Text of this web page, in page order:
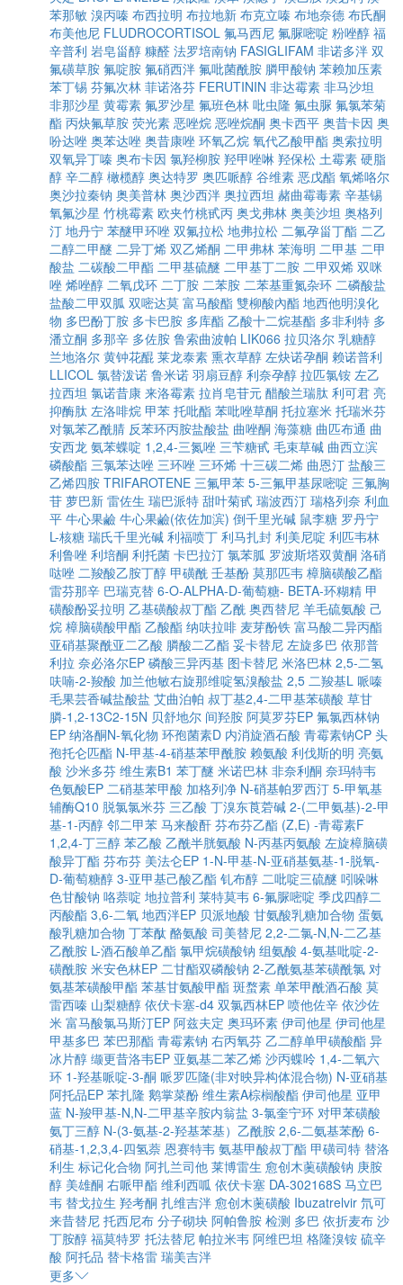
苯那敏 溴丙嗪 布西拉明 布拉地新 布克立嗪 布地奈德 布氏酮
布美他尼 FLUDROCORTISOL 氟马西尼 氟脲嘧啶 粉唑醇 福
辛普利 岩皂甾醇 糠醛 法罗培南钠 FASIGLIFAM 非诺多泮 双
氟磺草胺 氟啶胺 氟硝西泮 氟吡菌酰胺 膦甲酸钠 苯赖加压素
苯丁锡 芬氟次林 菲诺洛芬 FERUTININ 非达霉素 非马沙坦
非那沙星 黄霉素 氟罗沙星 氟班色林 吡虫隆 氟虫脲 氟氯苯菊
酯 丙炔氟草胺 荧光素 恶唑烷 恶唑烷酮 奥卡西平 奥昔卡因 奥
吩达唑 奥苯达唑 奥昔康唑 环氧乙烷 氧代乙酸甲酯 奥索拉明
双氧异丁嗪 奥布卡因 氯羟柳胺 羟甲唑啉 羟保松 土霉素 硬脂
醇 辛二醇 橄榄醇 奥达特罗 奥匹哌醇 谷维素 恶戊酯 氧烯咯尔
奥沙拉秦钠 奥美普林 奥沙西泮 奥拉西坦 赭曲霉毒素 辛基锡
氧氟沙星 竹桃霉素 欧夹竹桃甙丙 奥戈弗林 奥美沙坦 奥格列
汀 地丹宁 苯醚甲环唑 双氟拉松 地弗拉松 二氟孕甾丁酯 二乙
二醇二甲醚 二异丁烯 双乙烯酮 二甲弗林 苯海明 二甲基 二甲
酸盐 二碳酸二甲酯 二甲基硫醚 二甲基丁二胺 二甲双烯 双咪
唑 烯唑醇 二氧戊环 二丁胺 二苯胺 二苯基重氮杂环 二磷酸盐
盐酸二甲双胍 双嘧达莫 富马酸酯 雙柳酸內酯 地西他明溴化
物 多巴酚丁胺 多卡巴胺 多库酯 乙酸十二烷基酯 多非利特 多
潘立酮 多那辛 多佐胺 鲁索曲波帕 LIK066 拉贝洛尔 乳糖醇
兰地洛尔 黄钟花醌 莱龙泰素 熏衣草醇 左炔诺孕酮 赖诺普利
LLICOL 氯替泼诺 鲁米诺 羽扇豆醇 利奈孕醇 拉匹氯铵 左乙
拉西坦 氯诺昔康 来洛霉素 拉肖皂苷元 醋酸兰瑞肽 利可君 亮
抑酶肽 左洛啡烷 甲苯 托吡酯 苯吡唑草酮 托拉塞米 托瑞米芬
对氯苯乙酰腈 反苯环丙胺盐酸盐 曲唑酮 海藻糖 曲匹布通 曲
安西龙 氨苯蝶啶 1,2,4-三氮唑 三苄糖甙 毛束草碱 曲西立滨
磷酸酯 三氯苯达唑 三环唑 三环烯 十三碳二烯 曲恩汀 盐酸三
乙烯四胺 TRIFAROTENE 三氟甲苯 5-三氟甲基尿嘧啶 三氟胸
苷 萝巴新 雷佐生 瑞巴派特 甜叶菊甙 瑞波西汀 瑞格列奈 利血
平 牛心果鹼 牛心果鹼(依佐加滨) 倒千里光碱 鼠李糖 罗丹宁
L-核糖 瑞氏千里光碱 利福喷丁 利马扎封 利美尼啶 利匹韦林
利鲁唑 利培酮 利托菌 卡巴拉汀 氯苯胍 罗波斯塔双黄酮 洛硝
哒唑 二羧酸乙胺丁醇 甲磺酰 壬基酚 莫那匹韦 樟脑磺酸乙酯
雷芬那辛 巴瑞克替 6-O-ALPHA-D-葡萄糖- BETA-环糊精 甲
磺酸酚妥拉明 乙基磺酸叔丁酯 乙酰 奥西替尼 羊毛硫氨酸 己
烷 樟脑磺酸甲酯 乙酸酯 纳呋拉啡 麦芽酚铁 富马酸二异丙酯
亚硝基聚酰亚二乙酸 膦酸二乙酯 妥卡替尼 左旋多巴 依那普
利拉 奈必洛尔EP 磷酸三异丙基 图卡替尼 米洛巴林 2,5-二氢
呋喃-2-羧酸 加兰他敏右旋那维啶氢溴酸盐 2,5 二羧基L 哌嗪
毛果芸香碱盐酸盐 艾曲泊帕 叔丁基2,4-二甲基苯磺酸 草甘
膦-1,2-13C2-15N 贝舒地尔 间羟胺 阿莫罗芬EP 氟氯西林钠
EP 纳洛酮N-氧化物 环孢菌素D 内消旋酒石酸 青霉素钠CP 头
孢托仑匹酯 N-甲基-4-硝基苯甲酰胺 赖氨酸 利伐斯的明 亮氨
酸 沙米多芬 维生素B1 苯丁醚 米诺巴林 非奈利酮 奈玛特韦
色氨酸EP 二硝基苯甲酸 加格列净 N-硝基帕罗西汀 5-甲氧基
辅酶Q10 脱氯氯米芬 三乙酸 丁溴东莨菪碱 2-(二甲氨基)-2-甲
基-1-丙醇 邻二甲苯 马来酸酐 芬布芬乙酯 (Z,E) -青霉素F
1,2,4-丁三醇 苯乙酸 乙酰半胱氨酸 N-丙基丙氨酸 左旋樟脑磺
酸异丁酯 芬布芬 美法仑EP 1-N-甲基-N-亚硝基氨基-1-脱氧-
D-葡萄糖醇 3-亚甲基己酸乙酯 钆布醇 二吡啶三硫醚 吲哚啉
色甘酸钠 咯萘啶 地拉普利 莱特莫韦 6-氟脲嘧啶 季戊四醇二
丙酸酯 3,6-二氧 地西泮EP 贝派地酸 甘氨酸乳糖加合物 蛋氨
酸乳糖加合物 丁苯酞 酪氨酸 司美替尼 2,2-二氯-N,N-二乙基
乙酰胺 L-酒石酸单乙酯 氯甲烷磺酸钠 组氨酸 4-氨基吡啶-2-
磺酰胺 米安色林EP 二甘酯双磷酸钠 2-乙酰氨基苯磺酰氯 对
氨基苯磺酸甲酯 苯基甘氨酸甲酯 斑蝥素 单苯甲酰酒石酸 莫
雷西嗪 山梨糖醇 依伏卡塞-d4 双氯西林EP 喷他佐辛 依沙佐
米 富马酸氯马斯汀EP 阿兹夫定 奥玛环素 伊司他星 伊司他星
甲基多巴 苯巴那酯 青霉素钠 右丙氧芬 乙二醇单甲磺酸酯 异
冰片醇 缬更昔洛韦EP 亚氨基二苯乙烯 沙丙蝶呤 1,4-二氧六
环 1-羟基哌啶-3-酮 哌罗匹隆(非对映异构体混合物) N-亚硝基
阿托品EP 苯扎隆 鹅掌菜酚 维生素A棕榈酸酯 伊司他星 亚甲
蓝 N-羧甲基-N,N-二甲基辛胺内翁盐 3-氯奎宁环 对甲苯磺酸
氨丁三醇 N-(3-氨基-2-羟基苯基）乙酰胺 2,6-二氨基苯酚 6-
硝基-1,2,3,4-四氢萘 恩赛特韦 氨基甲酸叔丁酯 甲磺司特 替洛
利生 标记化合物 阿扎兰司他 莱博雷生 愈创木薁磺酸钠 庚胺
醇 美雄酮 右哌甲酯 维利西呱 依伏卡塞 DA-302168S 马立巴
韦 替戈拉生 羟考酮 扎维吉泮 愈创木薁磺酸 Ibuzatrelvir 氘可
来昔替尼 托西尼布 分子砌块 阿帕鲁胺 检测 多巴 依折麦布 沙
丁胺醇 福莫特罗 托法替尼 帕拉米韦 阿维巴坦 格隆溴铵 硫辛
酸 阿托品 替卡格雷 瑞美吉泮
更多